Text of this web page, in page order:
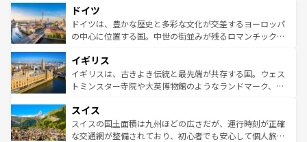
せる。地方によって風土や気候が異なるスペインはその個
性で訪れる人を魅了する。 なお、新着のスペイン情報は コ
ンテンツ一覧を参照してほしい。
で、幅広い魅力が詰まっている。華麗な宮殿、歴史的な大
聖堂、美しいビーチ、そして豊かな自然が、訪れる者を心
から魅了する。また、フランスは美食の国としても知ら
いる。シャンパンの発祥地であるランス、プロヴァンスの
香り高いラベンダー畑など、多彩な楽しみ方が可能だ。さ
らに、パリ以外の地域にも魅力が溢れており、どの街角に
れる地方に足を運ぶとそれぞれで全く異なる文化を体験で
きるだろう。 なお、新着のフランス情報はコンテンツ一覧
を参照してほしい。
ドイツ
ドイツは、豊かな歴史と多彩な文化が交差するヨーロッパ
の中心に位置する国。中世の街並みが残るロマンチック街
顔を持つこの国は、どこを歩いても飽きることがない。ベ
ルリンの文化的活気、バイエルン州のアルプスの絶景、そ
してライン川沿いのワイン畑といった風景は必見。ビール
は、お酒好きな人にはぜひ体験してほしい。 なお、新着の
ドイツ情報はコンテンツ一覧を参照してほしい。
イギリス
イギリスは、古きよき伝統と最先端が共存する国。ウェス
トミンスター寺院や大英博物館のようなランドマーク、歴
リアごとに異なる魅力がある。また、優雅なアフタヌーン
ティー、ビール好きにはたまらない英国パブ、サッカー観
戦など、本場だからこそできる体験も豊富。イギリスを旅
スイス
スイスの国土面積は九州ほどの広さだが、運行時刻が正確
な交通網が整備されており、初心者でも安心して個人旅行